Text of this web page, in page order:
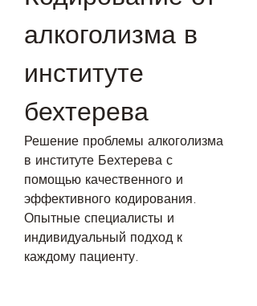
алкоголизма в
институте
бехтерева
Решение проблемы алкоголизма
в институте Бехтерева с
помощью качественного и
эффективного кодирования.
Опытные специалисты и
индивидуальный подход к
каждому пациенту.